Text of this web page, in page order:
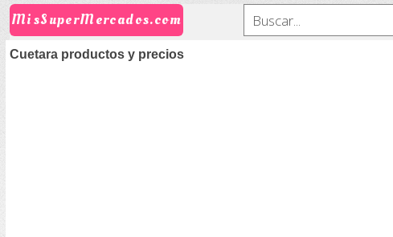
MisSuperMercados.com
Cuetara productos y precios